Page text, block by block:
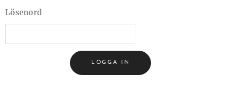
Lösenord
LOGGA IN